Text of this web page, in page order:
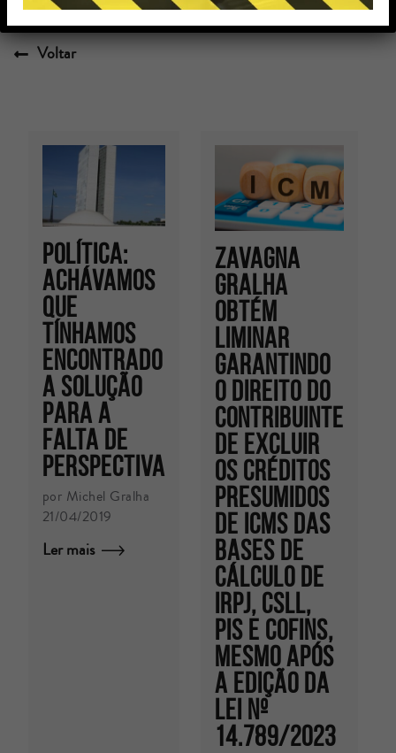
Voltar
Política:
achávamos
que
tínhamos
encontrado
a solução
para a
falta de
perspectiva
por Michel Gralha
21/04/2019
Ler mais
ZAVAGNA
GRALHA
OBTÉM
LIMINAR
GARANTINDO
O DIREITO DO
CONTRIBUINTE
DE EXCLUIR
OS CRÉDITOS
PRESUMIDOS
DE ICMS DAS
BASES DE
CÁLCULO DE
IRPJ, CSLL,
PIS E COFINS,
MESMO APÓS
A EDIÇÃO DA
LEI Nº
14.789/2023